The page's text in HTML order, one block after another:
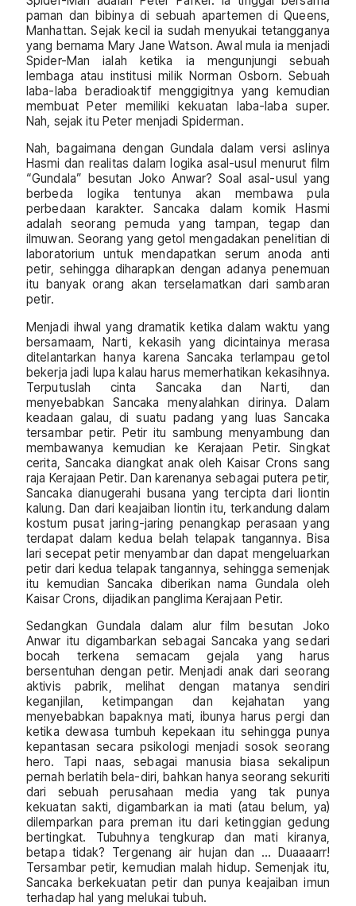
paman dan bibinya di sebuah apartemen di Queens,
Manhattan. Sejak kecil ia sudah menyukai tetangganya
yang bernama Mary Jane Watson. Awal mula ia menjadi
Spider-Man ialah ketika ia mengunjungi sebuah
lembaga atau institusi milik Norman Osborn. Sebuah
laba-laba beradioaktif menggigitnya yang kemudian
membuat Peter memiliki kekuatan laba-laba super.
Nah, sejak itu Peter menjadi Spiderman.
Nah, bagaimana dengan Gundala dalam versi aslinya
Hasmi dan realitas dalam logika asal-usul menurut film
“Gundala” besutan Joko Anwar? Soal asal-usul yang
berbeda logika tentunya akan membawa pula
perbedaan karakter. Sancaka dalam komik Hasmi
adalah seorang pemuda yang tampan, tegap dan
ilmuwan. Seorang yang getol mengadakan penelitian di
laboratorium untuk mendapatkan serum anoda anti
petir, sehingga diharapkan dengan adanya penemuan
itu banyak orang akan terselamatkan dari sambaran
petir.
Menjadi ihwal yang dramatik ketika dalam waktu yang
bersamaam, Narti, kekasih yang dicintainya merasa
ditelantarkan hanya karena Sancaka terlampau getol
bekerja jadi lupa kalau harus memerhatikan kekasihnya.
Terputuslah cinta Sancaka dan Narti, dan
menyebabkan Sancaka menyalahkan dirinya. Dalam
keadaan galau, di suatu padang yang luas Sancaka
tersambar petir. Petir itu sambung menyambung dan
membawanya kemudian ke Kerajaan Petir. Singkat
cerita, Sancaka diangkat anak oleh Kaisar Crons sang
raja Kerajaan Petir. Dan karenanya sebagai putera petir,
Sancaka dianugerahi busana yang tercipta dari liontin
kalung. Dan dari keajaiban liontin itu, terkandung dalam
kostum pusat jaring-jaring penangkap perasaan yang
terdapat dalam kedua belah telapak tangannya. Bisa
lari secepat petir menyambar dan dapat mengeluarkan
petir dari kedua telapak tangannya, sehingga semenjak
itu kemudian Sancaka diberikan nama Gundala oleh
Kaisar Crons, dijadikan panglima Kerajaan Petir.
Sedangkan Gundala dalam alur film besutan Joko
Anwar itu digambarkan sebagai Sancaka yang sedari
bocah terkena semacam gejala yang harus
bersentuhan dengan petir. Menjadi anak dari seorang
aktivis pabrik, melihat dengan matanya sendiri
keganjilan, ketimpangan dan kejahatan yang
menyebabkan bapaknya mati, ibunya harus pergi dan
ketika dewasa tumbuh kepekaan itu sehingga punya
kepantasan secara psikologi menjadi sosok seorang
hero. Tapi naas, sebagai manusia biasa sekalipun
pernah berlatih bela-diri, bahkan hanya seorang sekuriti
dari sebuah perusahaan media yang tak punya
kekuatan sakti, digambarkan ia mati (atau belum, ya)
dilemparkan para preman itu dari ketinggian gedung
bertingkat. Tubuhnya tengkurap dan mati kiranya,
betapa tidak? Tergenang air hujan dan … Duaaaarr!
Tersambar petir, kemudian malah hidup. Semenjak itu,
Sancaka berkekuatan petir dan punya keajaiban imun
terhadap hal yang melukai tubuh.